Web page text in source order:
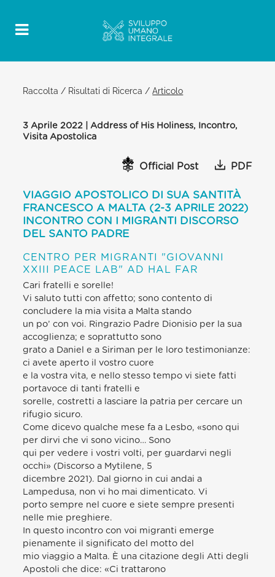
Raccolta / Risultati di Ricerca /Articolo
3 Aprile 2022 | Address of His Holiness, Incontro,
Visita Apostolica
Official Post PDF
VIAGGIO APOSTOLICO DI SUA SANTITÀ
FRANCESCO A MALTA (2-3 APRILE 2022)
INCONTRO CON I MIGRANTI DISCORSO
DEL SANTO PADRE
CENTRO PER MIGRANTI "GIOVANNI
XXIII PEACE LAB" AD HAL FAR
Cari fratelli e sorelle!
Vi saluto tutti con affetto; sono contento di
concludere la mia visita a Malta stando
un po’ con voi. Ringrazio Padre Dionisio per la sua
accoglienza; e soprattutto sono
grato a Daniel e a Siriman per le loro testimonianze:
ci avete aperto il vostro cuore
e la vostra vita, e nello stesso tempo vi siete fatti
portavoce di tanti fratelli e
sorelle, costretti a lasciare la patria per cercare un
rifugio sicuro.
Come dicevo qualche mese fa a Lesbo, «sono qui
per dirvi che vi sono vicino… Sono
qui per vedere i vostri volti, per guardarvi negli
occhi» (Discorso a Mytilene, 5
dicembre 2021). Dal giorno in cui andai a
Lampedusa, non vi ho mai dimenticato. Vi
porto sempre nel cuore e siete sempre presenti
nelle mie preghiere.
In questo incontro con voi migranti emerge
pienamente il significato del motto del
mio viaggio a Malta. È una citazione degli Atti degli
Apostoli che dice: «Ci trattarono